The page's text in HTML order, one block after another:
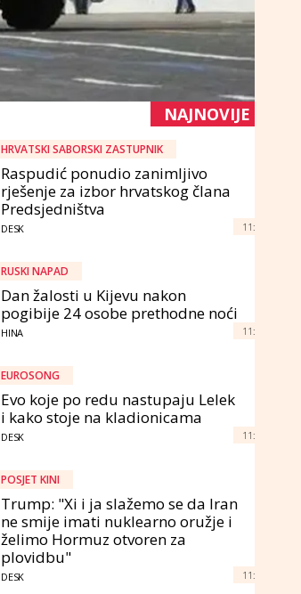
NAJNOVIJE
HRVATSKI SABORSKI ZASTUPNIK
Raspudić ponudio zanimljivo
rješenje za izbor hrvatskog člana
Predsjedništva
DESK 11:
RUSKI NAPAD
Dan žalosti u Kijevu nakon
pogibije 24 osobe prethodne noći
HINA 11:
EUROSONG
Evo koje po redu nastupaju Lelek
i kako stoje na kladionicama
DESK 11:
POSJET KINI
Trump: "Xi i ja slažemo se da Iran
ne smije imati nuklearno oružje i
želimo Hormuz otvoren za
plovidbu"
DESK 11: